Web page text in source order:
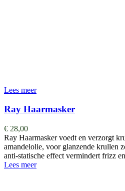
Lees meer
Ray Haarmasker
€ 28,00
Ray Haarmasker voedt en verzorgt
amandelolie, voor glanzende krullen
anti-statische effect vermindert frizz
Lees meer